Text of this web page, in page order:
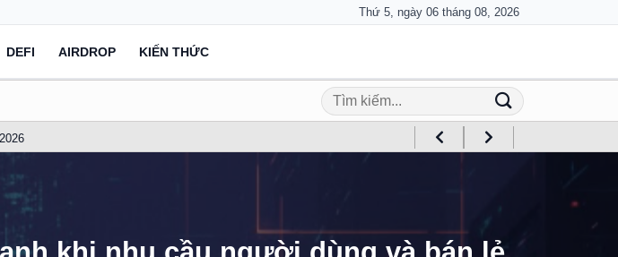
Thứ 5, ngày 06 tháng 08, 2026
DEFI AIRDROP KIẾN THỨC